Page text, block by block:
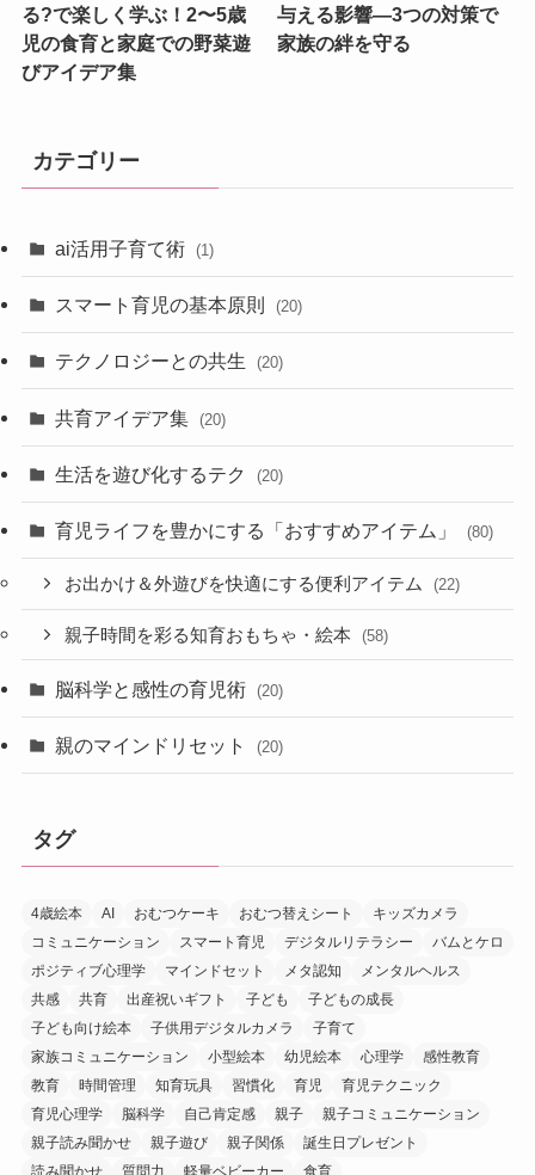
る?で楽しく学ぶ！2〜5歳
児の食育と家庭での野菜遊
びアイデア集
与える影響—3つの対策で
家族の絆を守る
カテゴリー
ai活用子育て術 (1)
スマート育児の基本原則 (20)
テクノロジーとの共生 (20)
共育アイデア集 (20)
生活を遊び化するテク (20)
育児ライフを豊かにする「おすすめアイテム」 (80)
お出かけ＆外遊びを快適にする便利アイテム (22)
親子時間を彩る知育おもちゃ・絵本 (58)
脳科学と感性の育児術 (20)
親のマインドリセット (20)
タグ
4歳絵本 AI おむつケーキ おむつ替えシート
キッズカメラ
コミュニケーション
スマート育児 デジタルリテラシー
バムとケロ
ポジティブ心理学
マインドセット メタ認知
メンタルヘルス
共感
共育 出産祝いギフト 子ども
子どもの成長
子ども向け絵本
子供用デジタルカメラ
子育て
家族コミュニケーション
小型絵本 幼児絵本 心理学
感性教育
教育
時間管理 知育玩具 習慣化 育児
育児テクニック
育児心理学
脳科学 自己肯定感 親子
親子コミュニケーション
親子読み聞かせ
親子遊び 親子関係
誕生日プレゼント
読み聞かせ
質問力 軽量ベビーカー 食育